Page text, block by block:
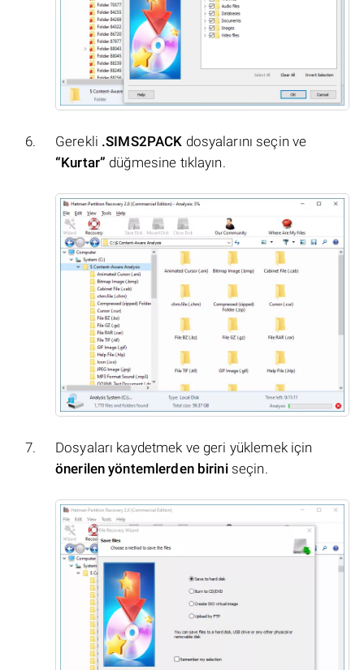
Gerekli .SIMS2PACK dosyalarını seçin ve
“Kurtar” düğmesine tıklayın.
Dosyaları kaydetmek ve geri yüklemek için
önerilen yöntemlerden biriniseçin.